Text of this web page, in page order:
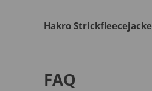
Hakro Strickfleecejacke
FAQ